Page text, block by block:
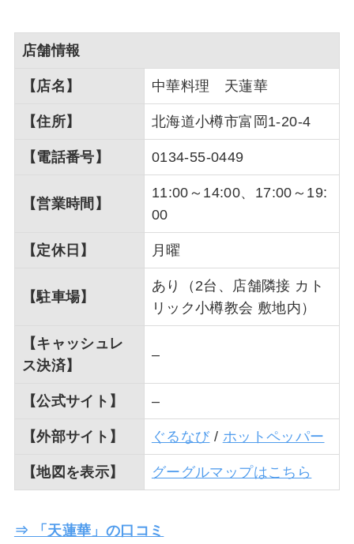
店舗情報
【店名】 中華料理 天蓮華
【住所】 北海道小樽市富岡1-20-4
【電話番号】 0134-55-0449
【営業時間】
11:00～14:00、17:00～19:
00
【定休日】 月曜
【駐車場】
あり（2台、店舗隣接 カト
リック小樽教会 敷地内）
【キャッシュレ
ス決済】
–
【公式サイト】 –
【外部サイト】 ぐるなび/ ホットペッパー
【地図を表示】 グーグルマップはこちら
⇒ 「天蓮華」の口コミ